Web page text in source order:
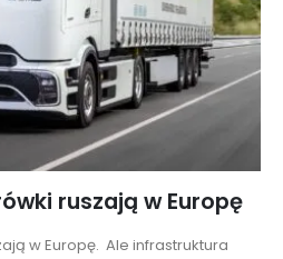
ruszają w Europę
w Europę. Ale infrastruktura